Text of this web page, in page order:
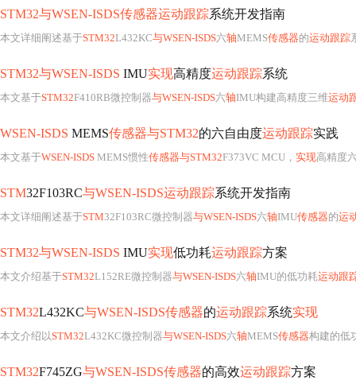
STM32与WSEN-ISDS传感器运动跟踪系统开发指南
本文详细阐述基于STM32L432KC与WSEN-ISDS六轴MEMS传感器的运动跟踪
STM32与WSEN-ISDS IMU实现高精度运动跟踪系统
本文基于STM32F410RB微控制器与WSEN-ISDS六轴IMU构建高精度三维运动
WSEN-ISDS MEMS传感器与STM32的六自由度运动跟踪实践
本文基于WSEN-ISDS MEMS惯性传感器与STM32F373VC MCU， 实现高精度
STM32F103RC与WSEN-ISDS运动跟踪系统开发指南
本文详细阐述基于STM32F103RC微控制器与WSEN-ISDS六轴IMU传感器的运
STM32与WSEN-ISDS IMU实现低功耗运动跟踪方案
本文介绍基于STM32L152RE微控制器与WSEN-ISDS六轴IMU的低功耗运动跟
STM32L432KC与WSEN-ISDS传感器的运动跟踪系统实现
本文介绍以STM32L432KC微控制器与WSEN-ISDS六轴MEMS传感器构建的低
STM32F745ZG与WSEN-ISDS传感器的高效运动跟踪方案